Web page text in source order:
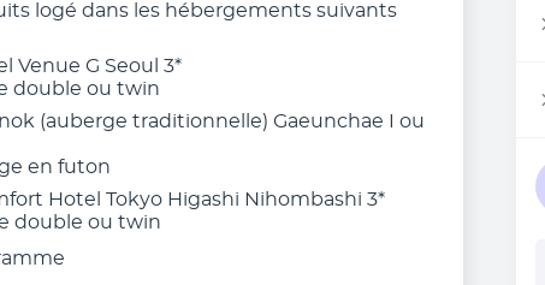
logé dans les hébergements suivants
Venue G Seoul 3*
double ou twin
(auberge traditionnelle) Gaeunchae I ou
en futon
Hotel Tokyo Higashi Nihombashi 3*
double ou twin